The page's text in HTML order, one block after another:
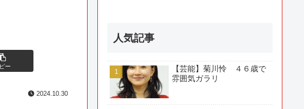
ー
2024.10.30
人気記事
【芸能】菊川怜 ４６歳で
雰囲気ガラリ